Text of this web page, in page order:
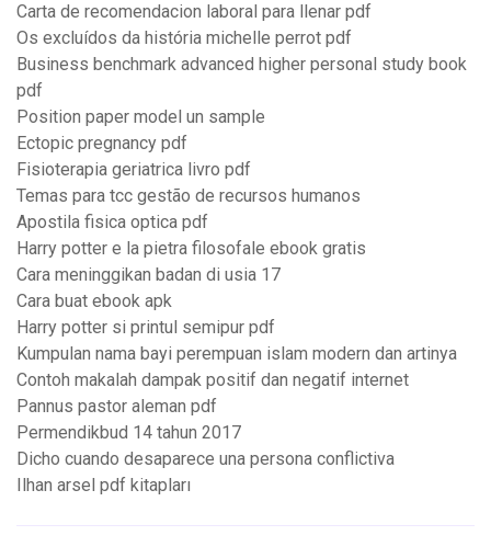
Carta de recomendacion laboral para llenar pdf
Os excluídos da história michelle perrot pdf
Business benchmark advanced higher personal study book
pdf
Position paper model un sample
Ectopic pregnancy pdf
Fisioterapia geriatrica livro pdf
Temas para tcc gestão de recursos humanos
Apostila fisica optica pdf
Harry potter e la pietra filosofale ebook gratis
Cara meninggikan badan di usia 17
Cara buat ebook apk
Harry potter si printul semipur pdf
Kumpulan nama bayi perempuan islam modern dan artinya
Contoh makalah dampak positif dan negatif internet
Pannus pastor aleman pdf
Permendikbud 14 tahun 2017
Dicho cuando desaparece una persona conflictiva
Ilhan arsel pdf kitapları